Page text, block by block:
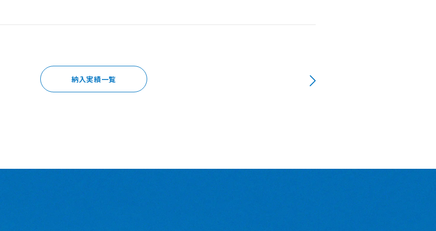
納入実績一覧